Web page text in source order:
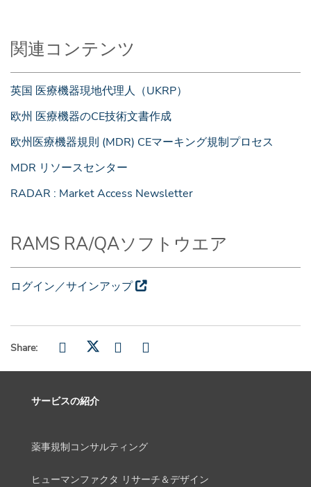
関連コンテンツ
英国 医療機器現地代理人（UKRP）
欧州 医療機器のCE技術文書作成
欧州医療機器規則 (MDR) CEマーキング規制プロセス
MDR リソースセンター
RADAR : Market Access Newsletter
RAMS RA/QAソフトウエア
ログイン／サインアップ
Share:
サービスの紹介
薬事規制コンサルティング
ヒューマンファクタ リサーチ＆デザイン